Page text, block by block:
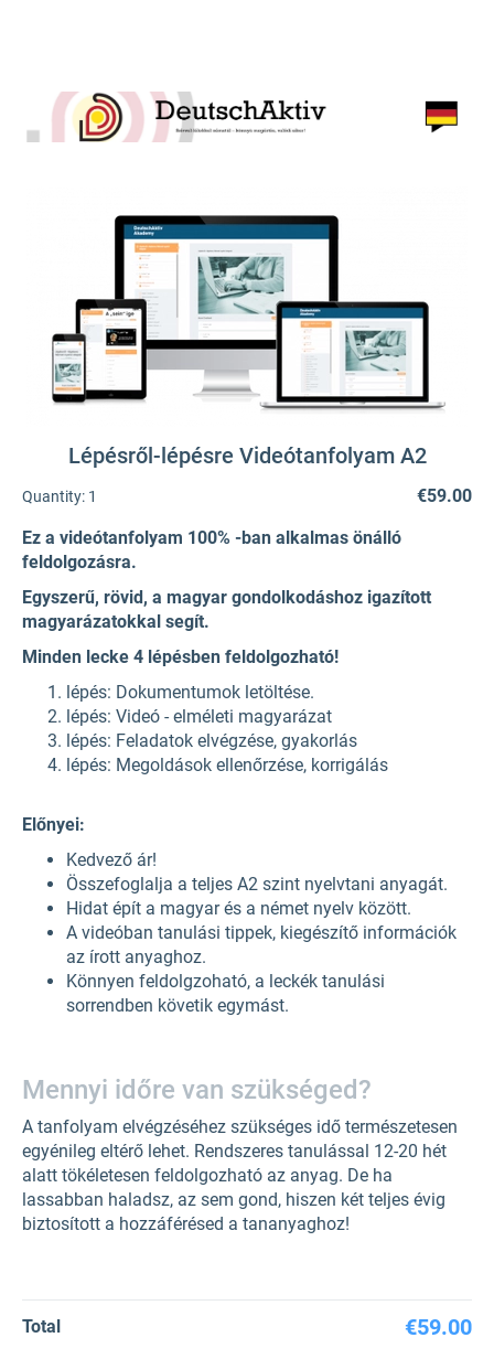
Lépésről-lépésre Videótanfolyam A2
Quantity: 1
€59.00
Ez a videótanfolyam 100% -ban alkalmas önálló
feldolgozásra.
Egyszerű, rövid, a magyar gondolkodáshoz igazított
magyarázatokkal segít.
Minden lecke 4 lépésben feldolgozható!
lépés: Dokumentumok letöltése.
lépés: Videó - elméleti magyarázat
lépés: Feladatok elvégzése, gyakorlás
lépés: Megoldások ellenőrzése, korrigálás
Előnyei:
Kedvező ár!
Összefoglalja a teljes A2 szint nyelvtani anyagát.
Hidat épít a magyar és a német nyelv között.
A videóban tanulási tippek, kiegészítő információk
az írott anyaghoz.
Könnyen feldolgzoható, a leckék tanulási
sorrendben követik egymást.
Mennyi időre van szükséged?
A tanfolyam elvégzéséhez szükséges idő természetesen
egyénileg eltérő lehet. Rendszeres tanulással 12-20 hét
alatt tökéletesen feldolgozható az anyag. De ha
lassabban haladsz, az sem gond, hiszen két teljes évig
biztosított a hozzáférésed a tananyaghoz!
Total €59.00